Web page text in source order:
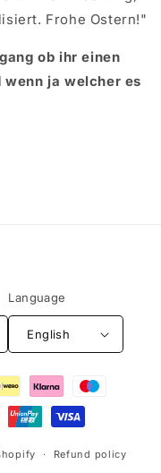
Frohe Ostern!"
ob ihr einen
wenn ja welcher es
Language
English
Refund policy